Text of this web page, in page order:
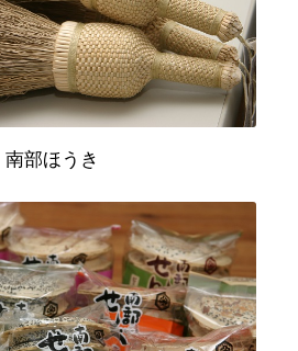
南部ほうき